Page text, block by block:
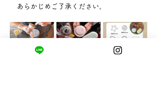
あらかじめご了承ください。